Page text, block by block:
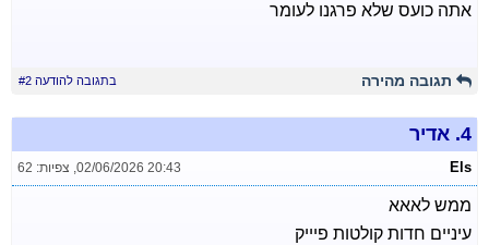
אתה כועס שלא פרגנו לעומר
תגובה מהירה בתגובה להודעה #2
4. אדיר
Els
02/06/2026 20:43
, צפיות: 62
ממש לאאא
עיניים חדות קולטות פיייק